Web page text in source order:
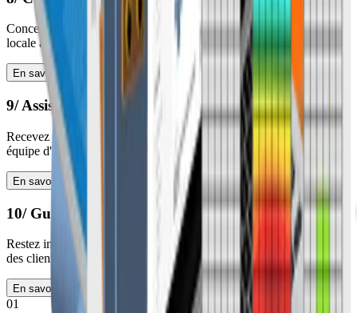
Concevez des assemblages conformes à n'importe quelle norme
locale avec confiance
En savoir plus
9/ Assistance
Recevez de l'assistance quand vous en avez besoin grâce à notre
équipe d'ingénieurs dédiée
En savoir plus
10/ Guidé par ingénieurs
Restez innovatifs avec notre feuille de route définie par les besoins
des clients
En savoir plus
01